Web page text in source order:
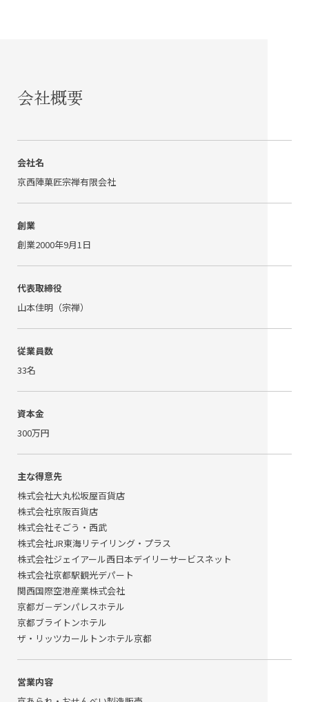
会社概要
会社名
京西陣菓匠宗禅有限会社
創業
創業2000年9月1日
代表取締役
山本佳明（宗禅）
従業員数
33名
資本金
300万円
主な得意先
株式会社大丸松坂屋百貨店
株式会社京阪百貨店
株式会社そごう・西武
株式会社JR東海リテイリング・プラス
株式会社ジェイアール西日本デイリーサービスネット
株式会社京都駅観光デパート
関西国際空港産業株式会社
京都ガ－デンパレスホテル
京都ブライトンホテル
ザ・リッツカールトンホテル京都
営業内容